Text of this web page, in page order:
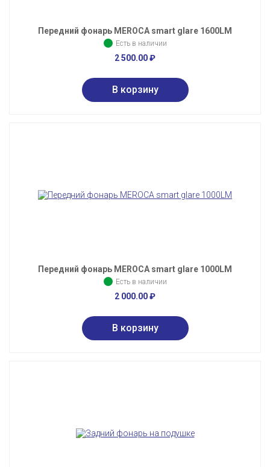
Передний фонарь MEROCA smart glare 1600LM
Есть в наличии
2 500.00₽
Передний фонарь MEROCA smart glare 1000LM
Есть в наличии
2 000.00₽